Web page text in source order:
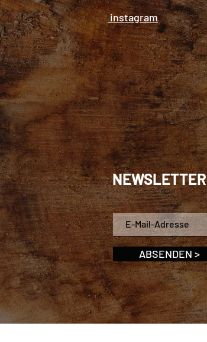
instagram
NEWSLETTER
ABSENDEN >